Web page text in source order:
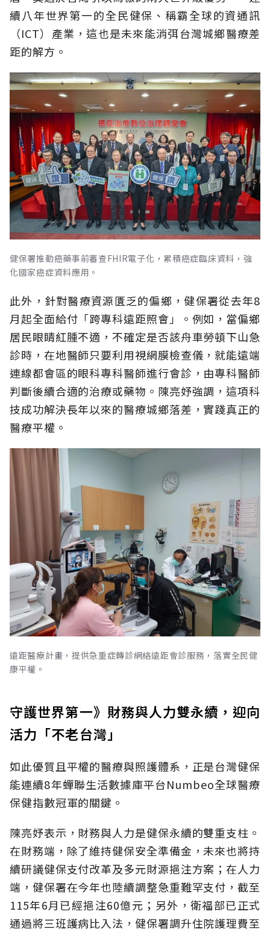
續八年世界第一的全民健保、稱霸全球的資通訊
（ICT）產業，這也是未來能消弭台灣城鄉醫療差
距的解方。
健保署推動癌藥事前審查FHIR電子化，累積癌症臨床資料，強
化國家癌症資料應用。
此外，針對醫療資源匱乏的偏鄉，健保署從去年8
月起全面給付「跨專科遠距照會」。例如，當偏鄉
居民眼睛紅腫不適，不確定是否該舟車勞頓下山急
診時，在地醫師只要利用視網膜檢查儀，就能遠端
連線都會區的眼科專科醫師進行會診，由專科醫師
判斷後續合適的治療或藥物。陳亮妤強調，這項科
技成功解決長年以來的醫療城鄉落差，實踐真正的
醫療平權。
遠距醫療計畫，提供急重症轉診網絡遠距會診服務，落實全民健
康平權。
守護世界第一》財務與人力雙永續，迎向
活力「不老台灣」
如此優質且平權的醫療與照護體系，正是台灣健保
能連續8年蟬聯生活數據庫平台Numbeo全球醫療
保健指數冠軍的關鍵。
陳亮妤表示，財務與人力是健保永續的雙重支柱。
在財務端，除了維持健保安全準備金，未來也將持
續研議健保支付改革及多元財源挹注方案；在人力
端，健保署在今年也陸續調整急重難罕支付，截至
115年6月已經挹注60億元；另外，衛福部已正式
通過將三班護病比入法，健保署調升住院護理費至